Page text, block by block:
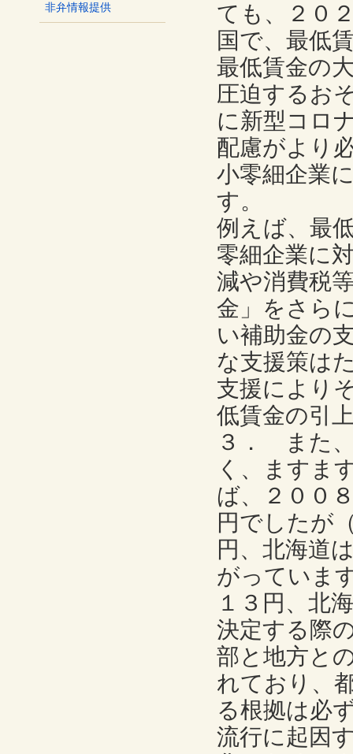
非弁情報提供
ても、２０
国で、最低
最低賃金の
圧迫するお
に新型コロ
配慮がより
小零細企業
す。
例えば、最
零細企業に
減や消費税
金」をさら
い補助金の
な支援策は
支援により
低賃金の引
３． また
く、ますま
ば、２００
円でしたが
円、北海道
がっていま
１３円、北
決定する際
部と地方と
れており、
る根拠は必
流行に起因